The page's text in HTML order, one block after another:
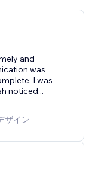
and
was
I was
noticed...
ザイン